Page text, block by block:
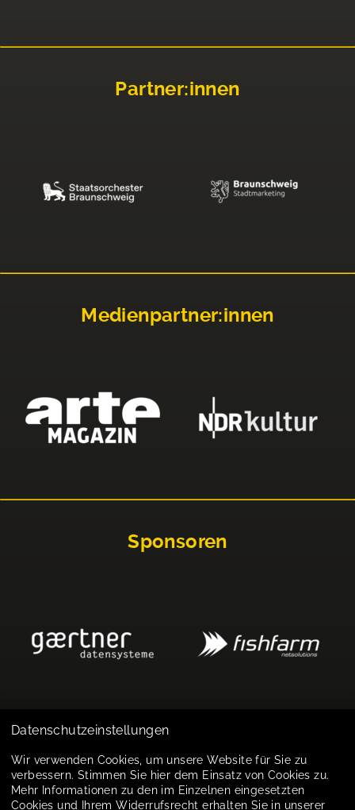
Partner:innen
Medienpartner:innen
Sponsoren
Impressum
Datenschutz
Datenschutzeinstellungen
Wir verwenden Cookies, um unsere Website für Sie zu
verbessern. Stimmen Sie hier dem Einsatz von Cookies zu.
Mehr Informationen zu den im Einzelnen eingesetzten
Cookies und Ihrem Widerrufsrecht erhalten Sie in unserer